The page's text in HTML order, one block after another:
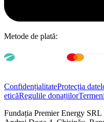
Metode de plată:
ConfidențialitateProtecția
eticăRegulile donațiilor
Fundația Premier Energy